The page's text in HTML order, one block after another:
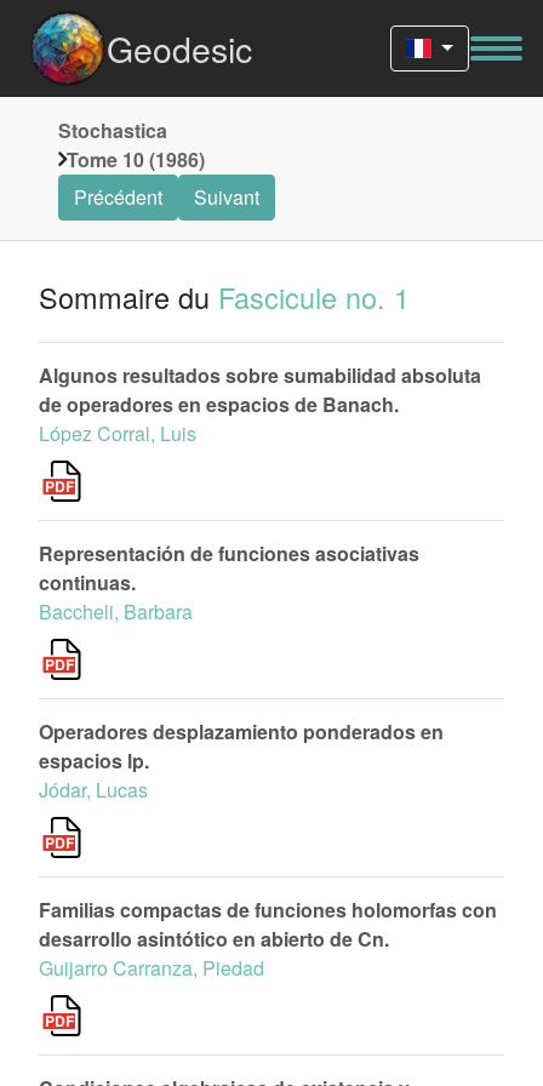
Geodesic
Stochastica
Tome 10 (1986)
Précédent
Suivant
Sommaire du Fascicule no. 1
Algunos resultados sobre sumabilidad absoluta
de operadores en espacios de Banach.
López Corral, Luis
Representación de funciones asociativas
continuas.
Baccheli, Barbara
Operadores desplazamiento ponderados en
espacios lp.
Jódar, Lucas
Familias compactas de funciones holomorfas con
desarrollo asintótico en abierto de Cn.
Guijarro Carranza, Piedad